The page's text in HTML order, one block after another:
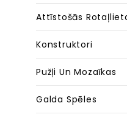
Attīstošās
Konstruktori
Pužļi Un Mozaīkas
Galda Spēles